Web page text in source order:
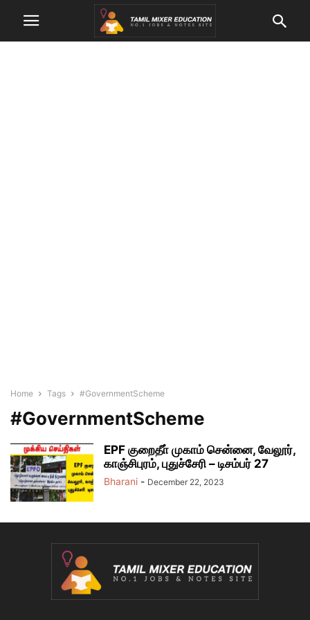
Home Tags #GovernmentScheme
#GovernmentScheme
EPF குறைதீா் முகாம் சென்னை, வேலூர்,
காஞ்சிபுரம், புதுச்சேரி – டிசம்பர் 27
Bharani - December 22, 2023